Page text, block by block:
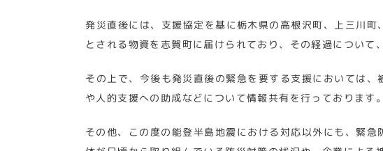
発災直後には、支援協定を基に栃木県の高根沢町、上三川
とされる物資を志賀町に届けられており、その経過について
その上で、今後も発災直後の緊急を要する支援においては
や人的支援への助成などについて情報共有を行っております。
その他、この度の能登半島地震における対応以外にも、緊